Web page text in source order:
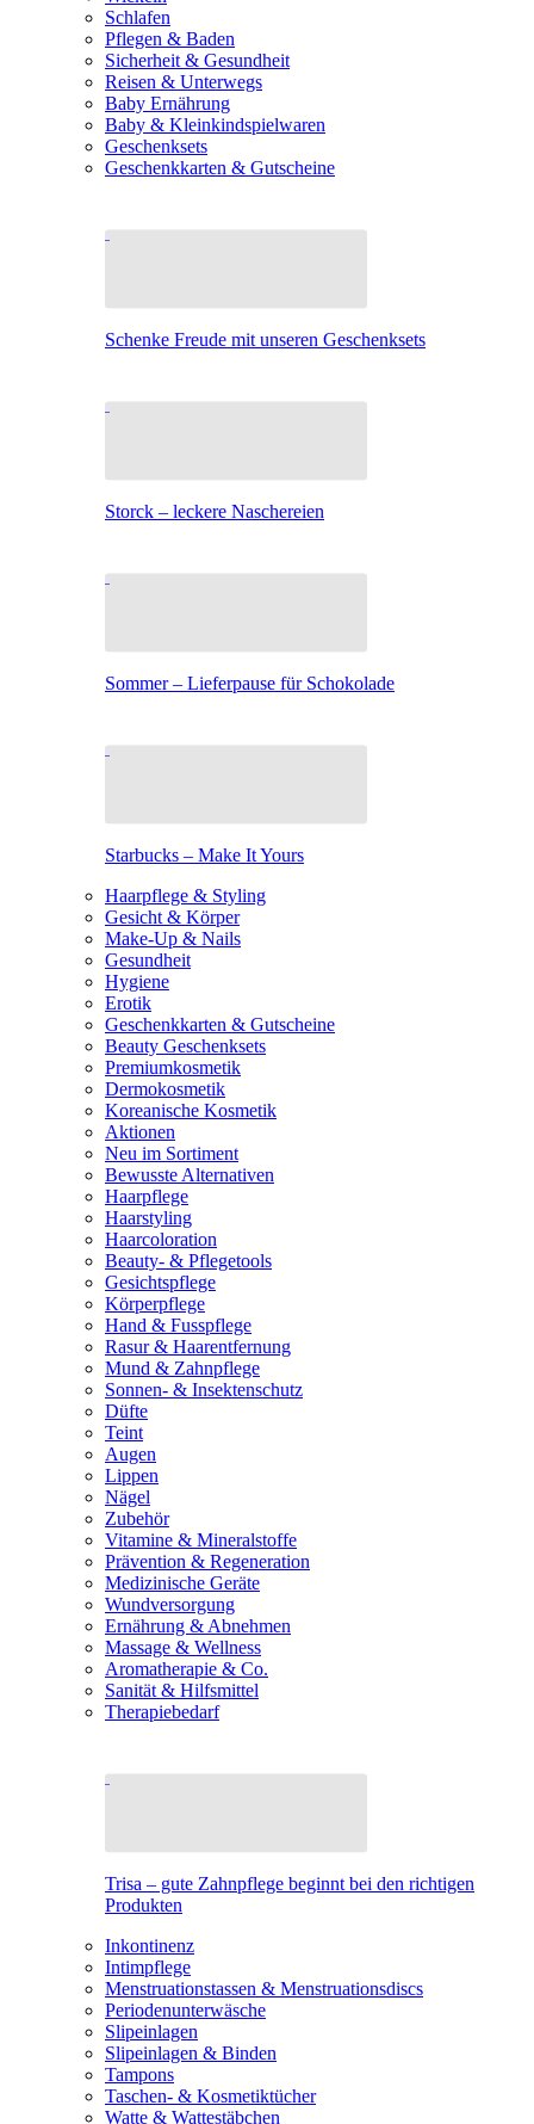
Schlafen
Pflegen & Baden
Sicherheit & Gesundheit
Reisen & Unterwegs
Baby Ernährung
Baby & Kleinkindspielwaren
Geschenksets
Geschenkkarten & Gutscheine
Schenke Freude mit unseren Geschenksets
Storck – leckere Naschereien
Sommer – Lieferpause für Schokolade
Starbucks – Make It Yours
Haarpflege & Styling
Gesicht & Körper
Make-Up & Nails
Gesundheit
Hygiene
Erotik
Geschenkkarten & Gutscheine
Beauty Geschenksets
Premiumkosmetik
Dermokosmetik
Koreanische Kosmetik
Aktionen
Neu im Sortiment
Bewusste Alternativen
Haarpflege
Haarstyling
Haarcoloration
Beauty- & Pflegetools
Gesichtspflege
Körperpflege
Hand & Fusspflege
Rasur & Haarentfernung
Mund & Zahnpflege
Sonnen- & Insektenschutz
Düfte
Teint
Augen
Lippen
Nägel
Zubehör
Vitamine & Mineralstoffe
Prävention & Regeneration
Medizinische Geräte
Wundversorgung
Ernährung & Abnehmen
Massage & Wellness
Aromatherapie & Co.
Sanität & Hilfsmittel
Therapiebedarf
Trisa – gute Zahnpflege beginnt bei den richtigen
Produkten
Inkontinenz
Intimpflege
Menstruationstassen & Menstruationsdiscs
Periodenunterwäsche
Slipeinlagen
Slipeinlagen & Binden
Tampons
Taschen- & Kosmetiktücher
Watte & Wattestäbchen